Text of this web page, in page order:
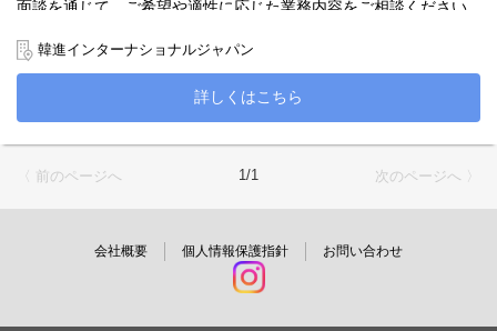
面談を通じて、ご希望や適性に応じた業務内容をご相談ください
●主なしごと内容
・スタッフ管理に関するデータ入力
・メール対応や書類整理などの庶務業務
・（希望者）お客様の列の整理やご案内
方も大歓迎です！
韓進インターナショナルジャパン
詳しくはこちら
〈 前のページへ 1/1 次のページへ 〉
会社概要 個人情報保護指針 お問い合わせ